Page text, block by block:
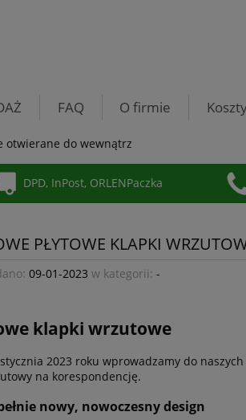
FAQ O firmie
otwierane do wewnątrz
DPD, InPost, ORLENPaczka
PŁYTOWE KLAPKI
09-01-2023 w kategorii: -
klapki wrzutowe
2023 roku wprowadzamy do
na korespondencję.
nowy, nowoczesny design